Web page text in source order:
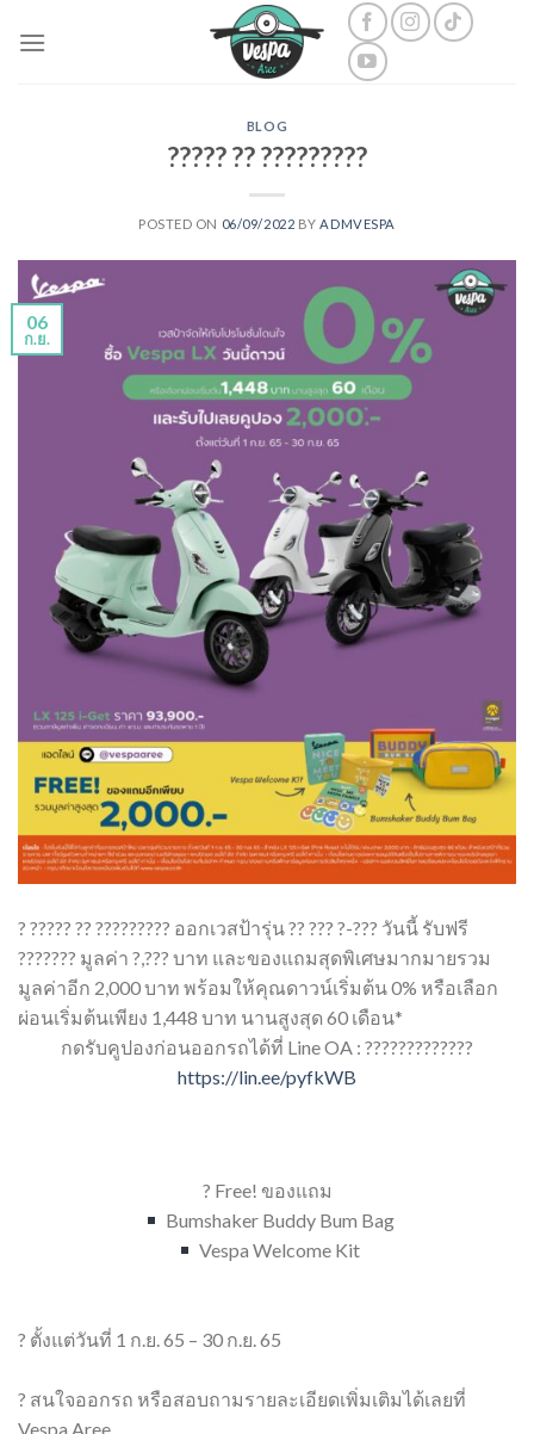
BLOG
????? ?? ?????????
POSTED ON 06/09/2022 BY ADMVESPA
06
ก.ย.
? ????? ?? ????????? ออกเวสป้ารุ่น ?? ??? ?-??? วันนี้ รับฟรี
??????? มูลค่า ?,??? บาท และของแถมสุดพิเศษมากมายรวม
มูลค่าอีก 2,000 บาท พร้อมให้คุณดาวน์เริ่มต้น 0% หรือเลือก
ผ่อนเริ่มต้นเพียง 1,448 บาท นานสูงสุด 60 เดือน*
กดรับคูปองก่อนออกรถได้ที่ Line OA : ?????????????
https://lin.ee/pyfkWB
? Free! ของแถม
Bumshaker Buddy Bum Bag
Vespa Welcome Kit
? ตั้งแต่วันที่ 1 ก.ย. 65 – 30 ก.ย. 65
? สนใจออกรถ หรือสอบถามรายละเอียดเพิ่มเติมได้เลยที่
Vespa Aree